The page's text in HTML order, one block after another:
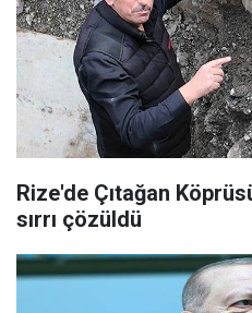
Rize'de Çıtağan
sırrı çözüldü